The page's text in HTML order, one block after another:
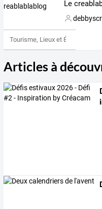
Le
Tourisme, Lieux et Événements
Articles à